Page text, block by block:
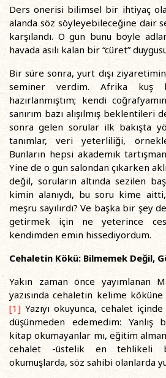
Ders önerisi bilimsel bir ihtiyaç
alanda söz söyleyebileceğine dair
karşılandı. O gün bunu böyle
havada asılı kalan bir “cüret”
Bir süre sonra, yurt dışı
seminer verdim. Afrika kuş
hazırlanmıştım; kendi
sanırım bazı alışılmış beklentileri
sonra gelen sorular ilk bakışta
tanımlar, veri yeterliliği,
Bunların hepsi akademik
Yine de o gün salondan çıkarken
değil, soruların altında sezilen
kimin alanıydı, bu soru kime
meşru sayılırdı? Ve başka bir şey
getirmek için ne yeterince
kendimden emin hissediyordum.
Cehaletin Kökü: Bilmemek Değil,
Yakın zaman önce yayımlanan
yazısında cehaletin kelime
[1] Yazıyı okuyunca, cehalet
düşünmeden edemedim: Yanlış
kitap okumayanlar mı, eğitim
cehalet -üstelik en tehlikeli
okumuşlarda, söz sahibi olanlarda